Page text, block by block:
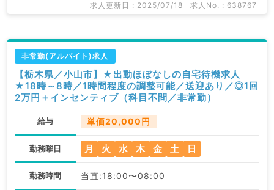
求人更新日 : 2025/07/18 求人No. : 638767
非常勤(アルバイト)求人
【栃木県／小山市】★出動ほぼなしの自宅待機求人
★18時～8時／1時間程度の調整可能／送迎あり／◎1回
2万円＋インセンティブ（科目不問／非常勤）
給与 単価20,000円
勤務曜日 月 火 水 木 金 土 日
勤務時間 当直:18:00〜08:00